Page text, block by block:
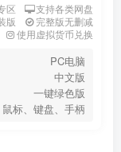
区
支持各类网盘
版
完整版无删减
使用虚拟货币兑换
PC电脑
中文版
一键绿色版
鼠标、键盘、手柄